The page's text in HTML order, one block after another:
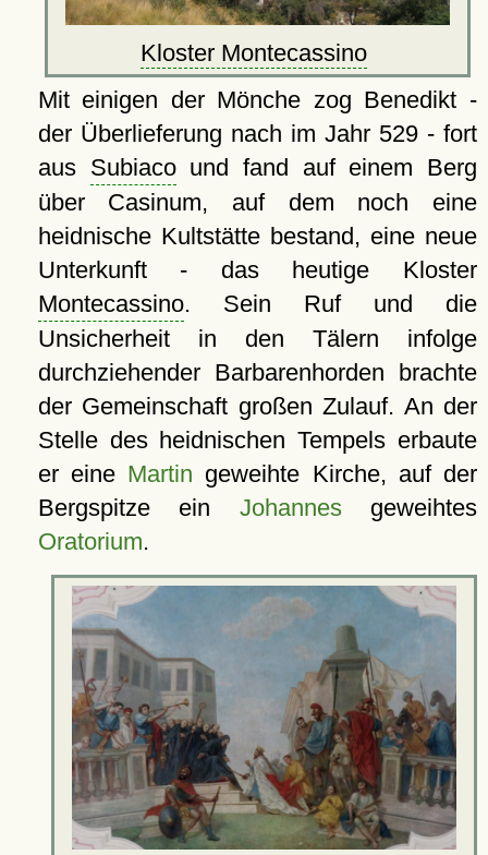
Kloster Montecassino
Mit einigen der Mönche zog Benedikt -
der Überlieferung nach im Jahr 529 - fort
aus Subiacound fand auf einem Berg
über Casinum, auf dem noch eine
heidnische Kultstätte bestand, eine neue
Unterkunft - das heutige Kloster
Montecassino. Sein Ruf und die
Unsicherheit in den Tälern infolge
durchziehender Barbarenhorden brachte
der Gemeinschaft großen Zulauf. An der
Stelle des heidnischen Tempels erbaute
er eine Martin geweihte Kirche, auf der
Bergspitze ein Johannesgeweihtes
Oratorium.